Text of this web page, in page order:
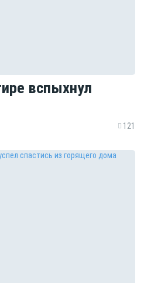
вспыхнул
121